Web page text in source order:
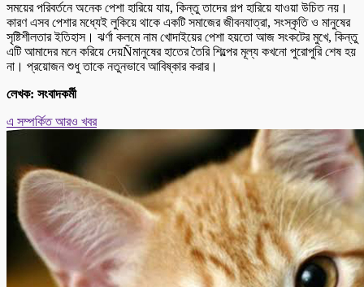
সময়ের পরিবর্তনে অনেক পেশা হারিয়ে যায়, কিন্তু তাদের গল্প হারিয়ে যাওয়া উচিত নয়।
কারণ এসব পেশার মধ্যেই লুকিয়ে থাকে একটি সমাজের জীবনযাত্রা, সংস্কৃতি ও মানুষের
সৃষ্টিশীলতার ইতিহাস। ঝর্ণা কলমে নাম খোদাইয়ের পেশা হয়তো আজ সংকটের মুখে, কিন্তু
এটি আমাদের মনে করিয়ে দেয়Ñমানুষের হাতের তৈরি শিল্পের মূল্য কখনো পুরোপুরি শেষ হয়
না। প্রয়োজন শুধু তাকে নতুনভাবে আবিষ্কার করার।
লেখক: সংবাদকর্মী
এ সম্পর্কিত আরও খবর